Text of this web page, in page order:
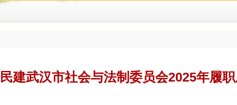
民建武汉市社会与法制委员会2025年履